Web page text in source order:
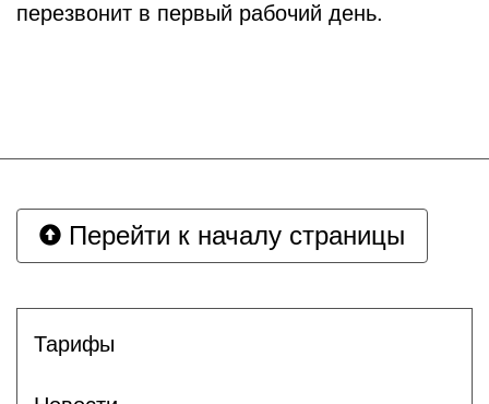
перезвонит в первый рабочий день.
Перейти к началу страницы
Тарифы